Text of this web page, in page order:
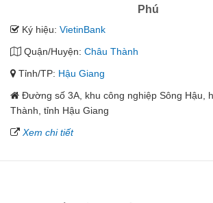
Phú
Ký hiệu: VietinBank
Quận/Huyện: Châu Thành
Tỉnh/TP: Hậu Giang
Đường số 3A, khu công nghiệp Sông Hậu,
Thành, tỉnh Hậu Giang
Xem chi tiết